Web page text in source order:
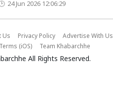
24 Jun 2026 12:06:29
Us Privacy Policy
Advertise With Us
Terms (iOS) Team Khabarchhe
All Rights Reserved.